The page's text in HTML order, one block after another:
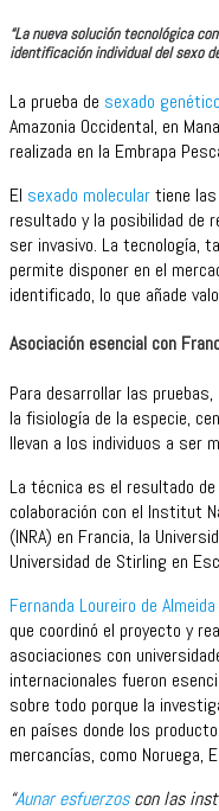
“La nueva solución tecnológica
identificación individual del sexo
La prueba de sexado genético
Amazonia Occidental, en
realizada en la Embrapa
El sexado moleculartiene
resultado y la posibilidad de
ser invasivo. La tecnología,
permite disponer en el
identificado, lo que añade
Asociación esencial con
Para desarrollar las
la fisiología de la especie,
llevan a los individuos a ser
La técnica es el resultado de
colaboración con el Institut
(INRA) en Francia, la
Universidad de Stirling en
Fernanda Loureiro de Almeida
que coordinó el proyecto y
asociaciones con
internacionales fueron
sobre todo porque la
en países donde los
mercancías, como Noruega,
“Aunar esfuerzoscon las